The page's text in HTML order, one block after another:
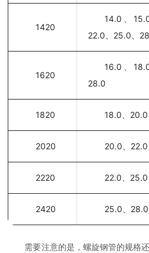
1420
14.0、
22.0、25.0、
1620
16.0、
28.0
1820 18.0、
2020 20.0、
2220 22.0、
2420 25.0、28.0
需要注意的是，螺旋钢管的规格